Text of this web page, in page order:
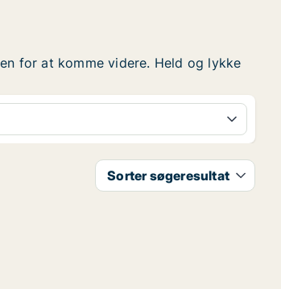
for at komme videre. Held og lykke
Sorter søgeresultat